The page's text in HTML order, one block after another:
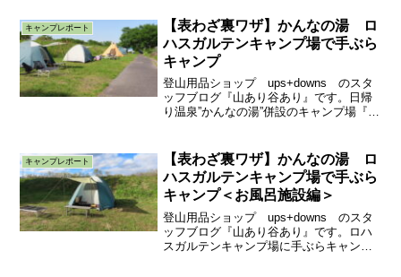
うなテントですか？あのメーカーのあの
テントが欲しいなど具体...
キャンプレポート
【表わざ裏ワザ】かんなの湯 ロ
ハスガルテンキャンプ場で手ぶら
キャンプ
登山用品ショップ ups+downs のスタ
ッフブログ『山あり谷あり』です。日帰
り温泉”かんなの湯”併設のキャンプ場『ロ
ウトドアイベント”THE
FLAPPERLAND...
キャンプレポート
【表わざ裏ワザ】かんなの湯 ロ
ハスガルテンキャンプ場で手ぶら
キャンプ＜お風呂施設編＞
登山用品ショップ ups+downs のスタ
ッフブログ『山あり谷あり』です。ロハ
スガルテンキャンプ場に手ぶらキャンプ